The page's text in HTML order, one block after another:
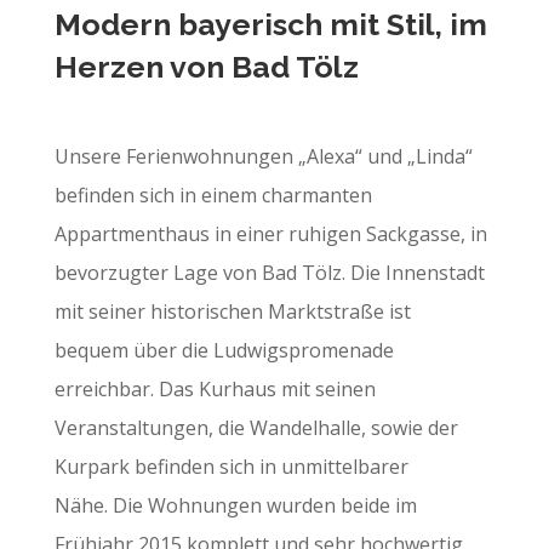
Modern bayerisch mit Stil, im
Herzen von Bad Tölz
Unsere Ferienwohnungen „Alexa“ und „Linda“
befinden sich in einem charmanten
Appartmenthaus in einer ruhigen Sackgasse, in
bevorzugter Lage von Bad Tölz. Die Innenstadt
mit seiner historischen Marktstraße ist
bequem über die Ludwigspromenade
erreichbar. Das Kurhaus mit seinen
Veranstaltungen, die Wandelhalle, sowie der
Kurpark befinden sich in unmittelbarer
Nähe. Die Wohnungen wurden beide im
Frühjahr 2015 komplett und sehr hochwertig